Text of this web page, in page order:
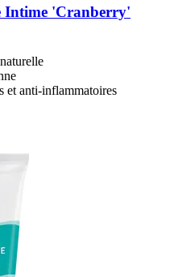
Intime 'Cranberry'
et anti-inflammatoires